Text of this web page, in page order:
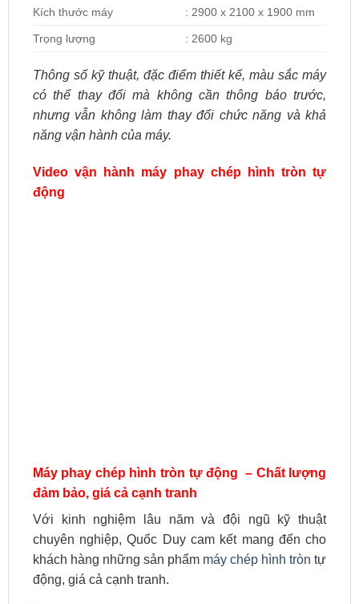
Kích thước máy : 2900 x 2100 x 1900 mm
Trọng lượng : 2600 kg
Thông số kỹ thuật, đặc điểm thiết kế, màu sắc máy
có thể thay đổi mà không cần thông báo trước,
nhưng vẫn không làm thay đổi chức năng và khả
năng vận hành của máy.
Video vận hành máy phay chép hình tròn tự
động
Máy phay chép hình tròn tự động – Chất lượng
đảm bảo, giá cả cạnh tranh
Với kinh nghiệm lâu năm và đội ngũ kỹ thuật
chuyên nghiệp, Quốc Duy cam kết mang đến cho
khách hàng những sản phẩm máy chép hình tròn tự
động, giá cả cạnh tranh.